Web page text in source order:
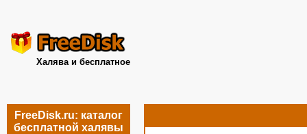
Халява и бесплатное
FreeDisk.ru: каталог
бесплатной халявы